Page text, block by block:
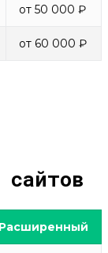
от 50 000 ₽
от 60 000 ₽
Расширенный